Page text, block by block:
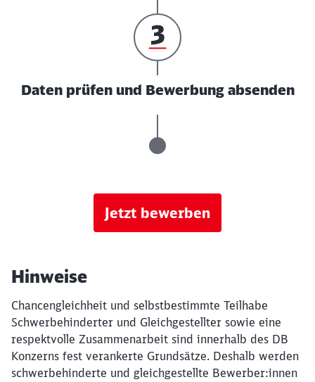
Daten prüfen und Bewerbung absenden
Jetzt bewerben
Hinweise
Chancengleichheit und selbstbestimmte Teilhabe
Schwerbehinderter und Gleichgestellter sowie eine
respektvolle Zusammenarbeit sind innerhalb des DB
Konzerns fest verankerte Grundsätze. Deshalb werden
schwerbehinderte und gleichgestellte Bewerber:innen